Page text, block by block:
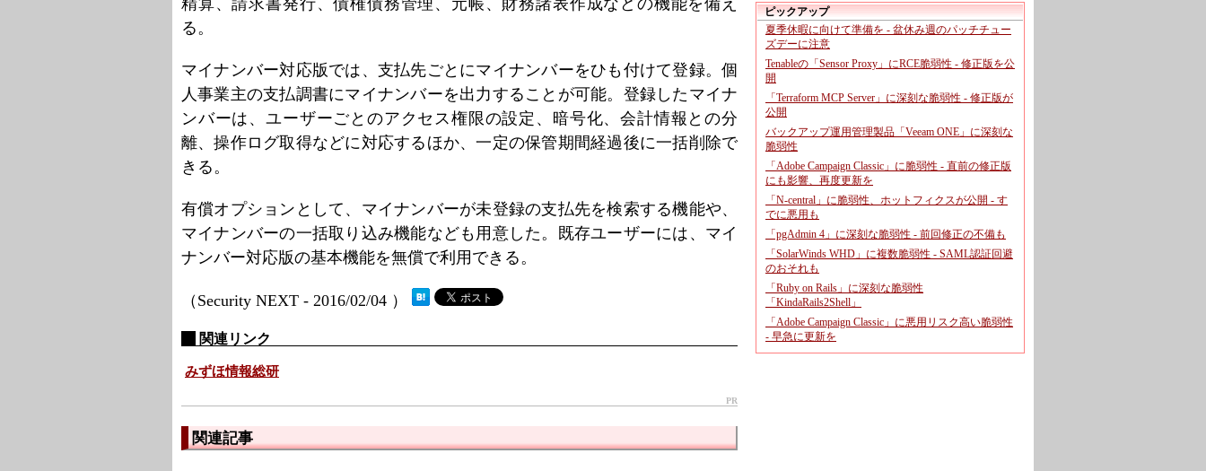
精算、請求書発行、債権債務管理、元帳、財務諸表作成などの機能を備え
る。
マイナンバー対応版では、支払先ごとにマイナンバーをひも付けて登録。個
人事業主の支払調書にマイナンバーを出力することが可能。登録したマイナ
ンバーは、ユーザーごとのアクセス権限の設定、暗号化、会計情報との分
離、操作ログ取得などに対応するほか、一定の保管期間経過後に一括削除で
きる。
有償オプションとして、マイナンバーが未登録の支払先を検索する機能や、
マイナンバーの一括取り込み機能なども用意した。既存ユーザーには、マイ
ナンバー対応版の基本機能を無償で利用できる。
（Security NEXT - 2016/02/04 ）
関連リンク
みずほ情報総研
PR
関連記事
ピックアップ
夏季休暇に向けて準備を - 盆休み週のパッチチュー
ズデーに注意
Tenableの「Sensor Proxy」にRCE脆弱性 - 修正版を公
開
「Terraform MCP Server」に深刻な脆弱性 - 修正版が
公開
バックアップ運用管理製品「Veeam ONE」に深刻な
脆弱性
「Adobe Campaign Classic」に脆弱性 - 直前の修正版
にも影響、再度更新を
「N-central」に脆弱性、ホットフィクスが公開 - す
でに悪用も
「pgAdmin 4」に深刻な脆弱性 - 前回修正の不備も
「SolarWinds WHD」に複数脆弱性 - SAML認証回避
のおそれも
「Ruby on Rails」に深刻な脆弱性
「KindaRails2Shell」
「Adobe Campaign Classic」に悪用リスク高い脆弱性
- 早急に更新を